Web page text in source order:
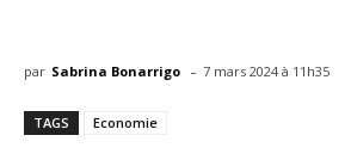
par Sabrina Bonarrigo - 7 mars 2024 à 11h35
TAGS Economie